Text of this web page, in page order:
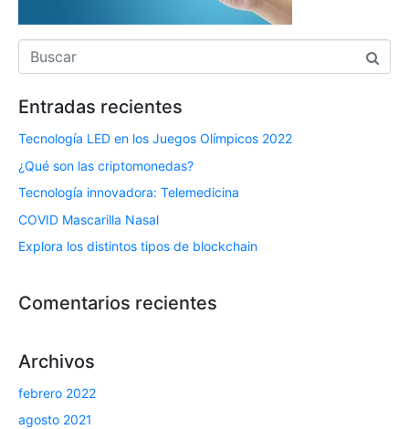
Entradas recientes
Tecnología LED en los Juegos Olímpicos 2022
¿Qué son las criptomonedas?
Tecnología innovadora: Telemedicina
COVID Mascarilla Nasal
Explora los distintos tipos de blockchain
Comentarios recientes
Archivos
febrero 2022
agosto 2021